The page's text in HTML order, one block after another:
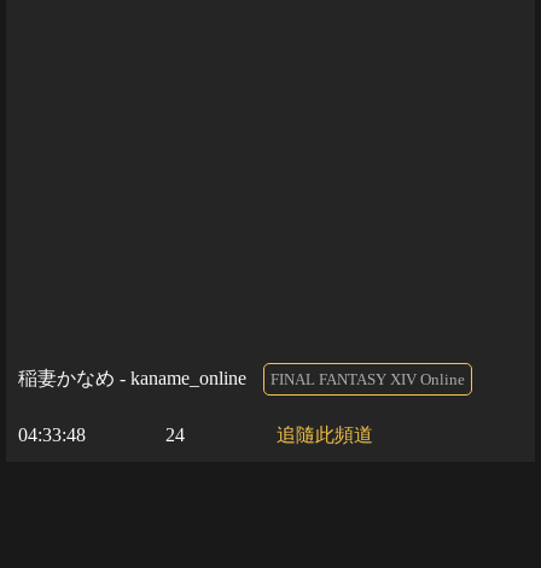
稲妻かなめ - kaname_online FINAL FANTASY XIV Online
04:33:48 24 追隨此頻道